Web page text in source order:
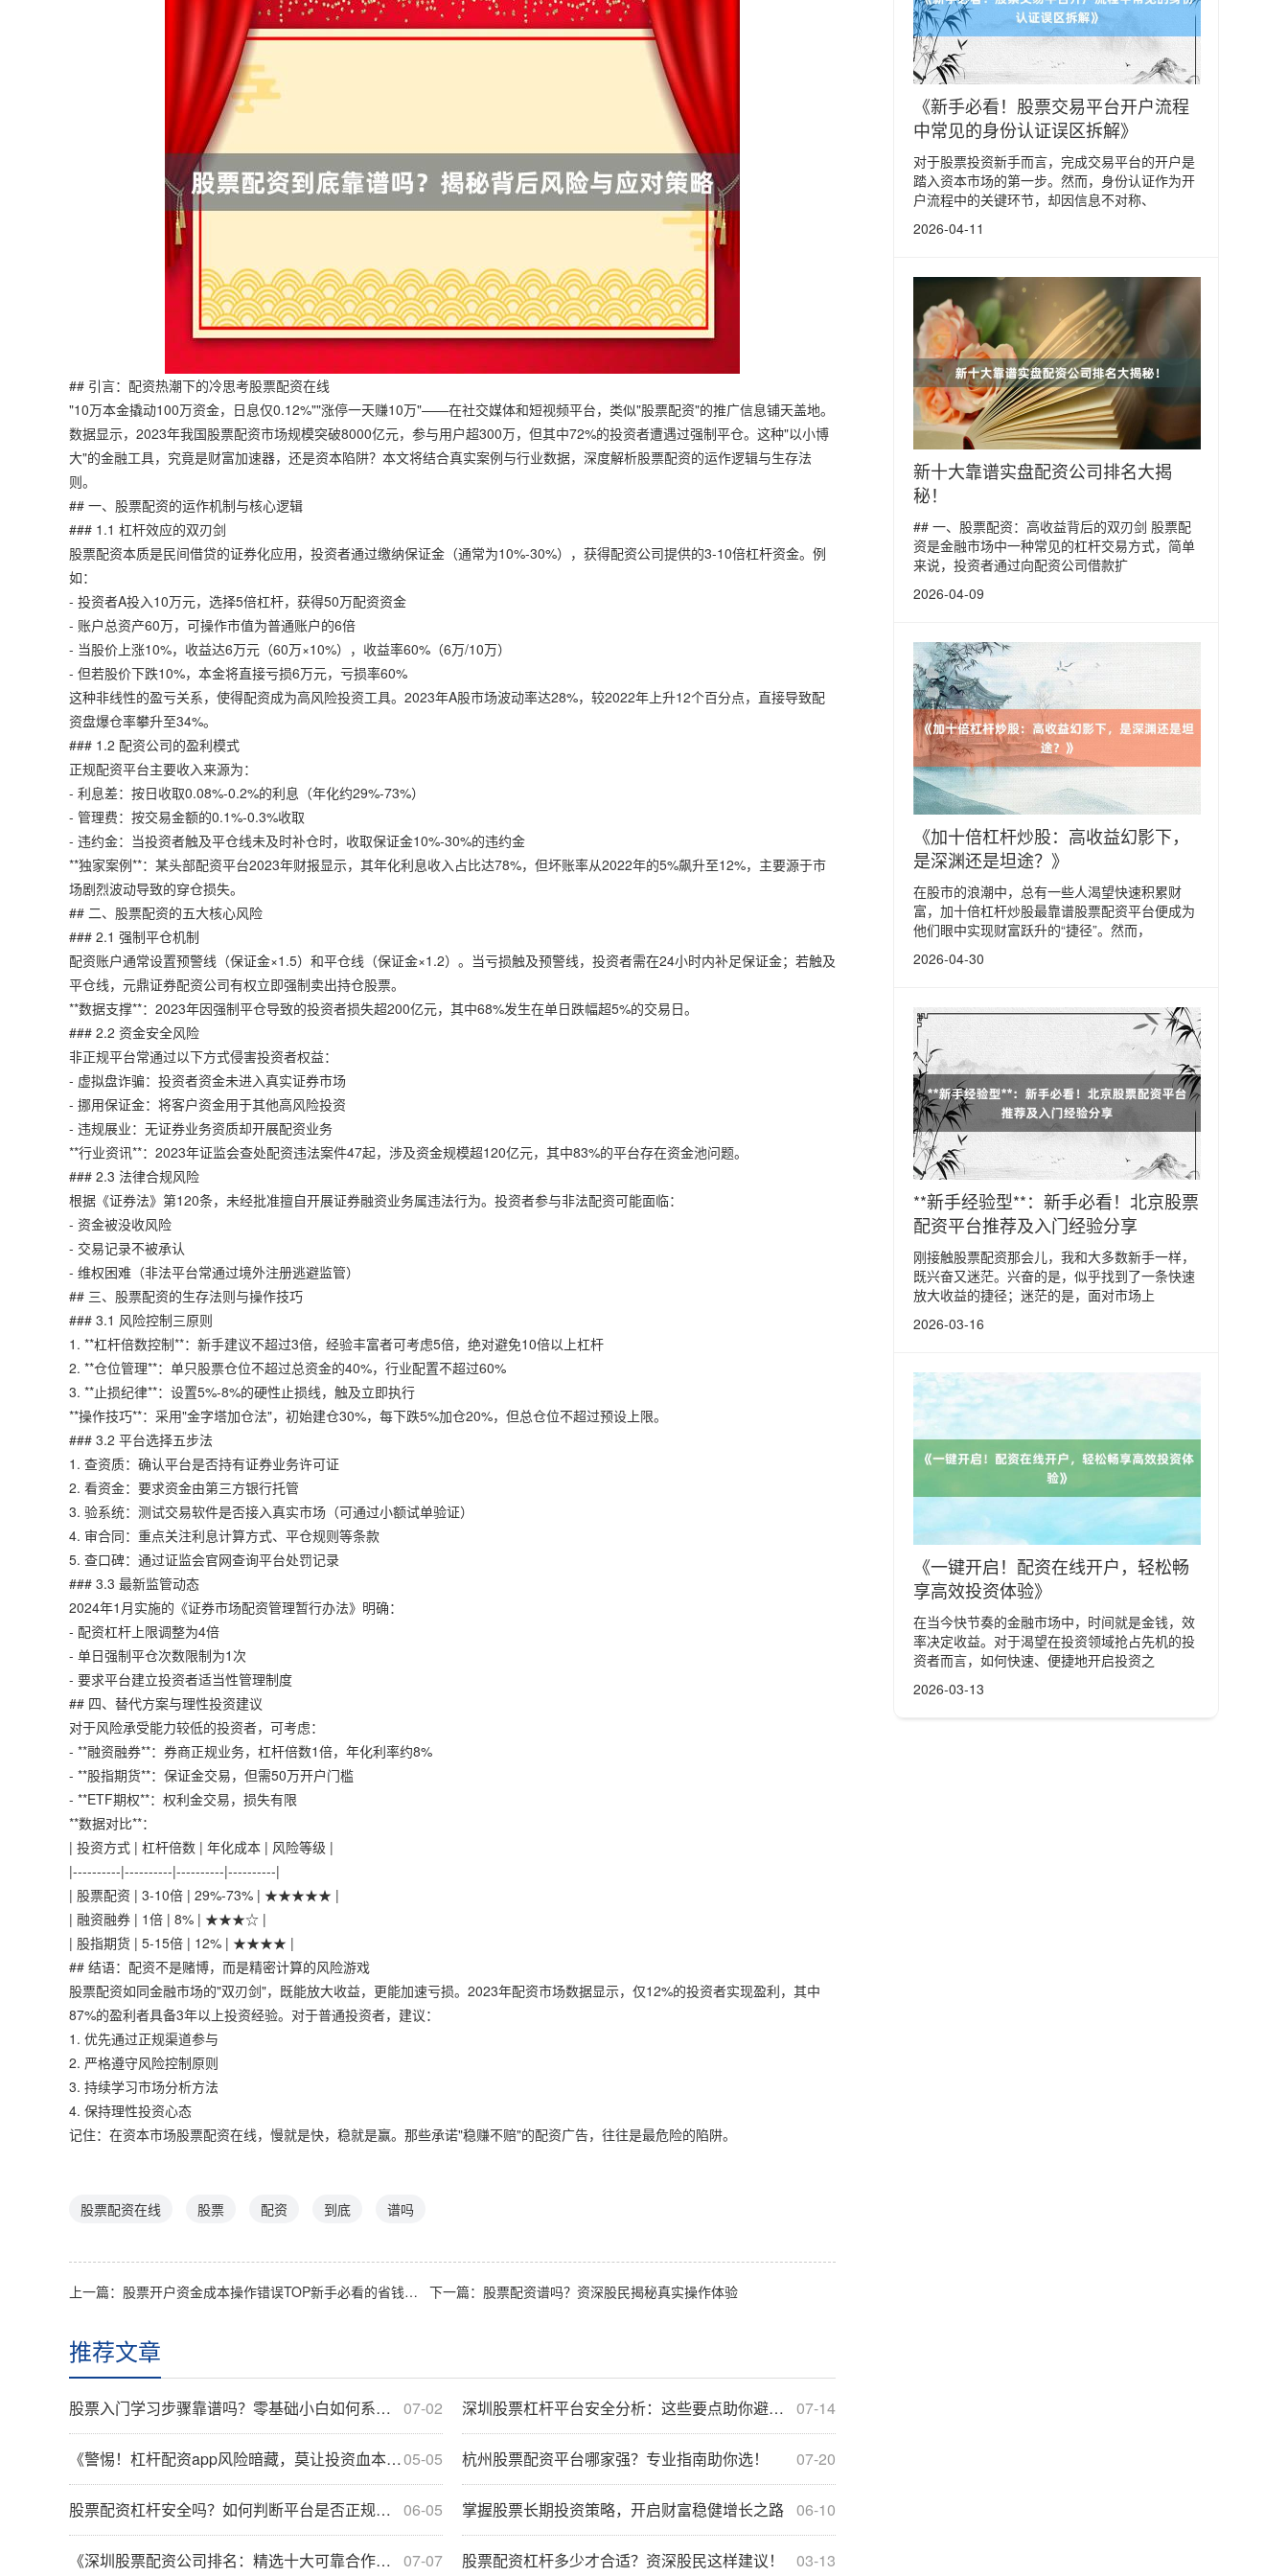
## 引言：配资热潮下的冷思考股票配资在线
"10万本金撬动100万资金，日息仅0.12%""涨停一天赚10万"——在社交媒体和短视频平台，类似"股票配资"的推广信息铺天盖地。
数据显示，2023年我国股票配资市场规模突破8000亿元，参与用户超300万，但其中72%的投资者遭遇过强制平仓。这种"以小博
大"的金融工具，究竟是财富加速器，还是资本陷阱？本文将结合真实案例与行业数据，深度解析股票配资的运作逻辑与生存法
则。
## 一、股票配资的运作机制与核心逻辑
### 1.1 杠杆效应的双刃剑
股票配资本质是民间借贷的证券化应用，投资者通过缴纳保证金（通常为10%-30%），获得配资公司提供的3-10倍杠杆资金。例
如：
- 投资者A投入10万元，选择5倍杠杆，获得50万配资资金
- 账户总资产60万，可操作市值为普通账户的6倍
- 当股价上涨10%，收益达6万元（60万×10%），收益率60%（6万/10万）
- 但若股价下跌10%，本金将直接亏损6万元，亏损率60%
这种非线性的盈亏关系，使得配资成为高风险投资工具。2023年A股市场波动率达28%，较2022年上升12个百分点，直接导致配
资盘爆仓率攀升至34%。
### 1.2 配资公司的盈利模式
正规配资平台主要收入来源为：
- 利息差：按日收取0.08%-0.2%的利息（年化约29%-73%）
- 管理费：按交易金额的0.1%-0.3%收取
- 违约金：当投资者触及平仓线未及时补仓时，收取保证金10%-30%的违约金
**独家案例**：某头部配资平台2023年财报显示，其年化利息收入占比达78%，但坏账率从2022年的5%飙升至12%，主要源于市
场剧烈波动导致的穿仓损失。
## 二、股票配资的五大核心风险
### 2.1 强制平仓机制
配资账户通常设置预警线（保证金×1.5）和平仓线（保证金×1.2）。当亏损触及预警线，投资者需在24小时内补足保证金；若触及
平仓线， 元鼎证券配资公司有权立即强制卖出持仓股票。
**数据支撑**：2023年因强制平仓导致的投资者损失超200亿元，其中68%发生在单日跌幅超5%的交易日。
### 2.2 资金安全风险
非正规平台常通过以下方式侵害投资者权益：
- 虚拟盘诈骗：投资者资金未进入真实证券市场
- 挪用保证金：将客户资金用于其他高风险投资
- 违规展业：无证券业务资质却开展配资业务
**行业资讯**：2023年证监会查处配资违法案件47起，涉及资金规模超120亿元，其中83%的平台存在资金池问题。
### 2.3 法律合规风险
根据《证券法》第120条，未经批准擅自开展证券融资业务属违法行为。投资者参与非法配资可能面临：
- 资金被没收风险
- 交易记录不被承认
- 维权困难（非法平台常通过境外注册逃避监管）
## 三、股票配资的生存法则与操作技巧
### 3.1 风险控制三原则
1. **杠杆倍数控制**：新手建议不超过3倍，经验丰富者可考虑5倍，绝对避免10倍以上杠杆
2. **仓位管理**：单只股票仓位不超过总资金的40%，行业配置不超过60%
3. **止损纪律**：设置5%-8%的硬性止损线，触及立即执行
**操作技巧**：采用"金字塔加仓法"，初始建仓30%，每下跌5%加仓20%，但总仓位不超过预设上限。
### 3.2 平台选择五步法
1. 查资质：确认平台是否持有证券业务许可证
2. 看资金：要求资金由第三方银行托管
3. 验系统：测试交易软件是否接入真实市场（可通过小额试单验证）
4. 审合同：重点关注利息计算方式、平仓规则等条款
5. 查口碑：通过证监会官网查询平台处罚记录
### 3.3 最新监管动态
2024年1月实施的《证券市场配资管理暂行办法》明确：
- 配资杠杆上限调整为4倍
- 单日强制平仓次数限制为1次
- 要求平台建立投资者适当性管理制度
## 四、替代方案与理性投资建议
对于风险承受能力较低的投资者，可考虑：
- **融资融券**：券商正规业务，杠杆倍数1倍，年化利率约8%
- **股指期货**：保证金交易，但需50万开户门槛
- **ETF期权**：权利金交易，损失有限
**数据对比**：
| 投资方式 | 杠杆倍数 | 年化成本 | 风险等级 |
|----------|----------|----------|----------|
| 股票配资 | 3-10倍 | 29%-73% | ★★★★★ |
| 融资融券 | 1倍 | 8% | ★★★☆ |
| 股指期货 | 5-15倍 | 12% | ★★★★ |
## 结语：配资不是赌博，而是精密计算的风险游戏
股票配资如同金融市场的"双刃剑"，既能放大收益，更能加速亏损。2023年配资市场数据显示，仅12%的投资者实现盈利，其中
87%的盈利者具备3年以上投资经验。对于普通投资者，建议：
1. 优先通过正规渠道参与
2. 严格遵守风险控制原则
3. 持续学习市场分析方法
4. 保持理性投资心态
记住：在资本市场股票配资在线，慢就是快，稳就是赢。那些承诺"稳赚不赔"的配资广告，往往是最危险的陷阱。
股票配资在线 股票 配资 到底 谱吗
上一篇： 股票开户资金成本操作错误TOP新手必看的省钱避坑指南（综合类） 下一篇： 股票配资谱吗？资深股民揭秘真实操作体验
推荐文章
07-02
股票入门学习步骤靠谱吗？零基础小白如何系统规划学习路径？ 07-14
深圳股票杠杆平台安全分析：这些要点助你避开风险！
05-05
《警惕！杠杆配资app风险暗藏，莫让投资血本无归》 07-20
杭州股票配资平台哪家强？专业指南助你选！
06-05
股票配资杠杆安全吗？如何判断平台是否正规可靠？ 06-10
掌握股票长期投资策略，开启财富稳健增长之路
07-07
《深圳股票配资公司排名：精选十大可靠合作伙伴》 03-13
股票配资杠杆多少才合适？资深股民这样建议！
《新手必看！股票交易平台开户流程
中常见的身份认证误区拆解》
对于股票投资新手而言，完成交易平台的开户是
踏入资本市场的第一步。然而，身份认证作为开
户流程中的关键环节，却因信息不对称、
2026-04-11
新十大靠谱实盘配资公司排名大揭
秘！
## 一、股票配资：高收益背后的双刃剑 股票配
资是金融市场中一种常见的杠杆交易方式，简单
来说，投资者通过向配资公司借款扩
2026-04-09
《加十倍杠杆炒股：高收益幻影下，
是深渊还是坦途？》
在股市的浪潮中，总有一些人渴望快速积累财
富，加十倍杠杆炒股最靠谱股票配资平台便成为
他们眼中实现财富跃升的“捷径”。然而，
2026-04-30
**新手经验型**：新手必看！北京股票
配资平台推荐及入门经验分享
刚接触股票配资那会儿，我和大多数新手一样，
既兴奋又迷茫。兴奋的是，似乎找到了一条快速
放大收益的捷径；迷茫的是，面对市场上
2026-03-16
《一键开启！配资在线开户，轻松畅
享高效投资体验》
在当今快节奏的金融市场中，时间就是金钱，效
率决定收益。对于渴望在投资领域抢占先机的投
资者而言，如何快速、便捷地开启投资之
2026-03-13